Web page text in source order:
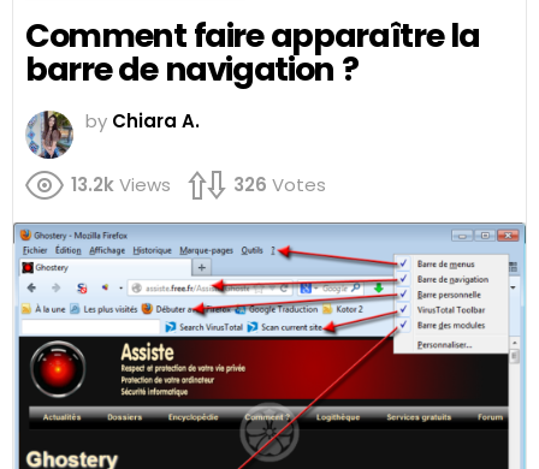
Comment faire apparaître la
barre de navigation ?
by Chiara A.
13.2kViews 326 Votes